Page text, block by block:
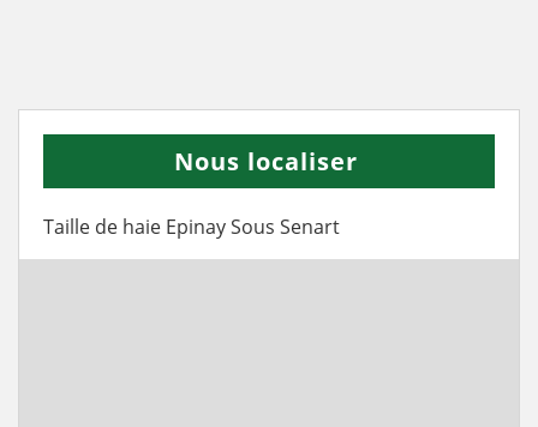
Nous localiser
Taille de haie Epinay Sous Senart